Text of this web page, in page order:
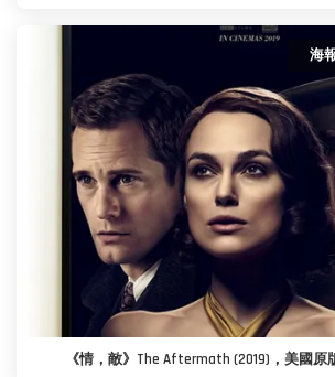
海
《情，敵》The Aftermath (2019)，美國原